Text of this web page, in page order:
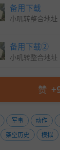
备用下载
小叽转整合地址
备用下载②
小叽转整合地址
赞
军事 动作
架空历史 模拟